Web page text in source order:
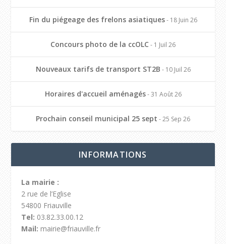
Fin du piégeage des frelons asiatiques- 18 Juin 26
Concours photo de la ccOLC - 1 Juil 26
Nouveaux tarifs de transport ST2B - 10 Juil 26
Horaires d'accueil aménagés- 31 Août 26
Prochain conseil municipal 25 sept - 25 Sep 26
INFORMATIONS
La mairie :
2 rue de l’Eglise
54800 Friauville
Tel: 03.82.33.00.12
Mail: mairie@friauville.fr